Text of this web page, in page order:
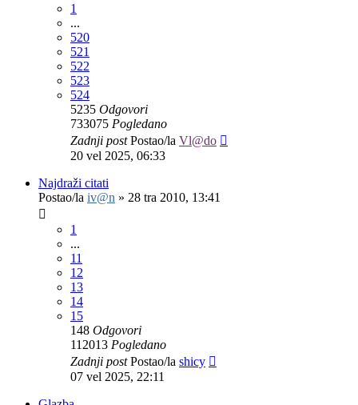
1
...
520
521
522
523
524
5235 Odgovori
733075 Pogledano
Zadnji postPostao/la Vl@do
20 vel 2025, 06:33
Najdraži citati
Postao/la iv@n » 28 tra 2010, 13:41
1
...
11
12
13
14
15
148 Odgovori
112013 Pogledano
Zadnji postPostao/la shicy
07 vel 2025, 22:11